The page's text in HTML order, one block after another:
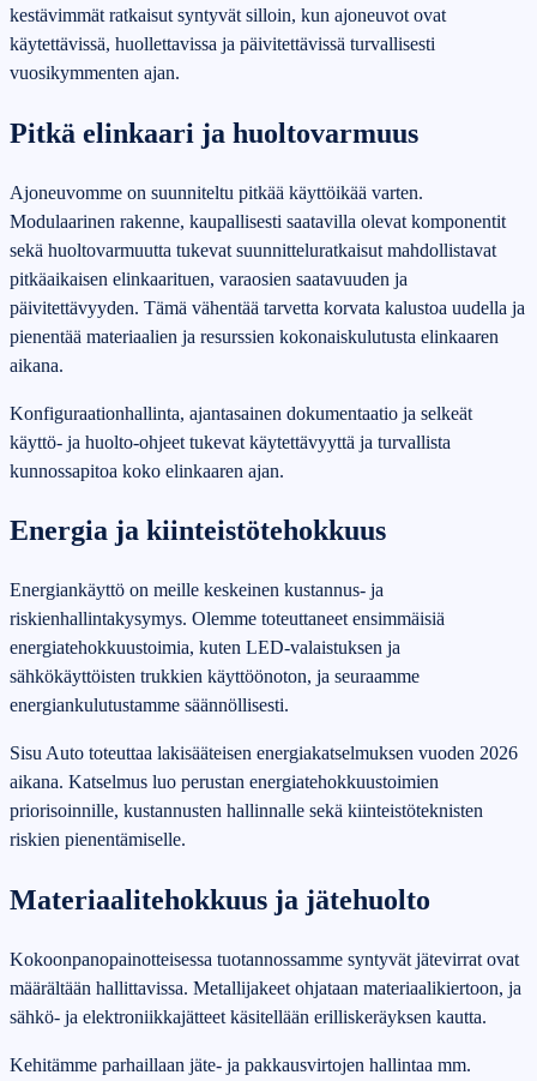
kestävimmät ratkaisut syntyvät silloin, kun ajoneuvot ovat
käytettävissä, huollettavissa ja päivitettävissä turvallisesti
vuosikymmenten ajan.
Pitkä elinkaari ja huoltovarmuus
Ajoneuvomme on suunniteltu pitkää käyttöikää varten.
Modulaarinen rakenne, kaupallisesti saatavilla olevat komponentit
sekä huoltovarmuutta tukevat suunnitteluratkaisut mahdollistavat
pitkäaikaisen elinkaarituen, varaosien saatavuuden ja
päivitettävyyden. Tämä vähentää tarvetta korvata kalustoa uudella ja
pienentää materiaalien ja resurssien kokonaiskulutusta elinkaaren
aikana.
Konfiguraationhallinta, ajantasainen dokumentaatio ja selkeät
käyttö‑ ja huolto-ohjeet tukevat käytettävyyttä ja turvallista
kunnossapitoa koko elinkaaren ajan.
Energia ja kiinteistötehokkuus
Energiankäyttö on meille keskeinen kustannus‑ ja
riskienhallintakysymys. Olemme toteuttaneet ensimmäisiä
energiatehokkuustoimia, kuten LED‑valaistuksen ja
sähkökäyttöisten trukkien käyttöönoton, ja seuraamme
energiankulutustamme säännöllisesti.
Sisu Auto toteuttaa lakisääteisen energiakatselmuksen vuoden 2026
aikana. Katselmus luo perustan energiatehokkuustoimien
priorisoinnille, kustannusten hallinnalle sekä kiinteistöteknisten
riskien pienentämiselle.
Materiaalitehokkuus ja jätehuolto
Kokoonpanopainotteisessa tuotannossamme syntyvät jätevirrat ovat
määrältään hallittavissa. Metallijakeet ohjataan materiaalikiertoon, ja
sähkö‑ ja elektroniikkajätteet käsitellään erilliskeräyksen kautta.
Kehitämme parhaillaan jäte‑ ja pakkausvirtojen hallintaa mm.